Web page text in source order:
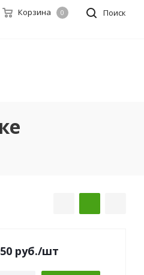
Поиск
Корзина 0
руб./шт